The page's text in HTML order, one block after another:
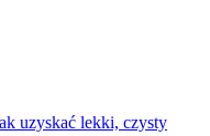
uzyskać lekki, czysty